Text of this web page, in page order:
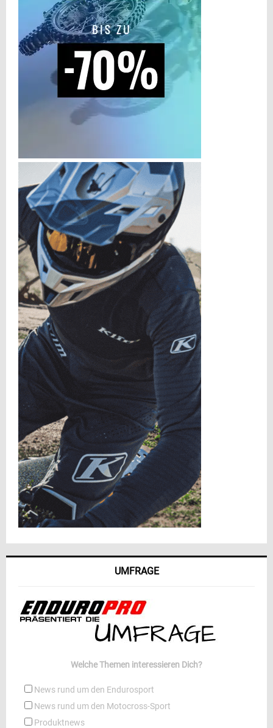
UMFRAGE
Welche Themen interessieren Dich?
News rund um den Endurosport
News rund um den Motocross-Sport
Produktnews